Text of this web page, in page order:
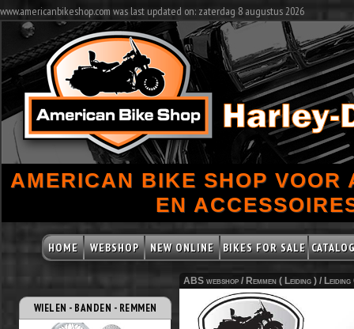
www.americanbikeshop.com was last updated on: zaterdag 8 augustus 2026
AMERICAN BIKE SHOP VOOR
EN
HOME WEBSHOP NEW ONLINE BIKES FOR SALE
WIELEN - BANDEN - REMMEN
ABS webshop / Remmen ( Leiding ) /